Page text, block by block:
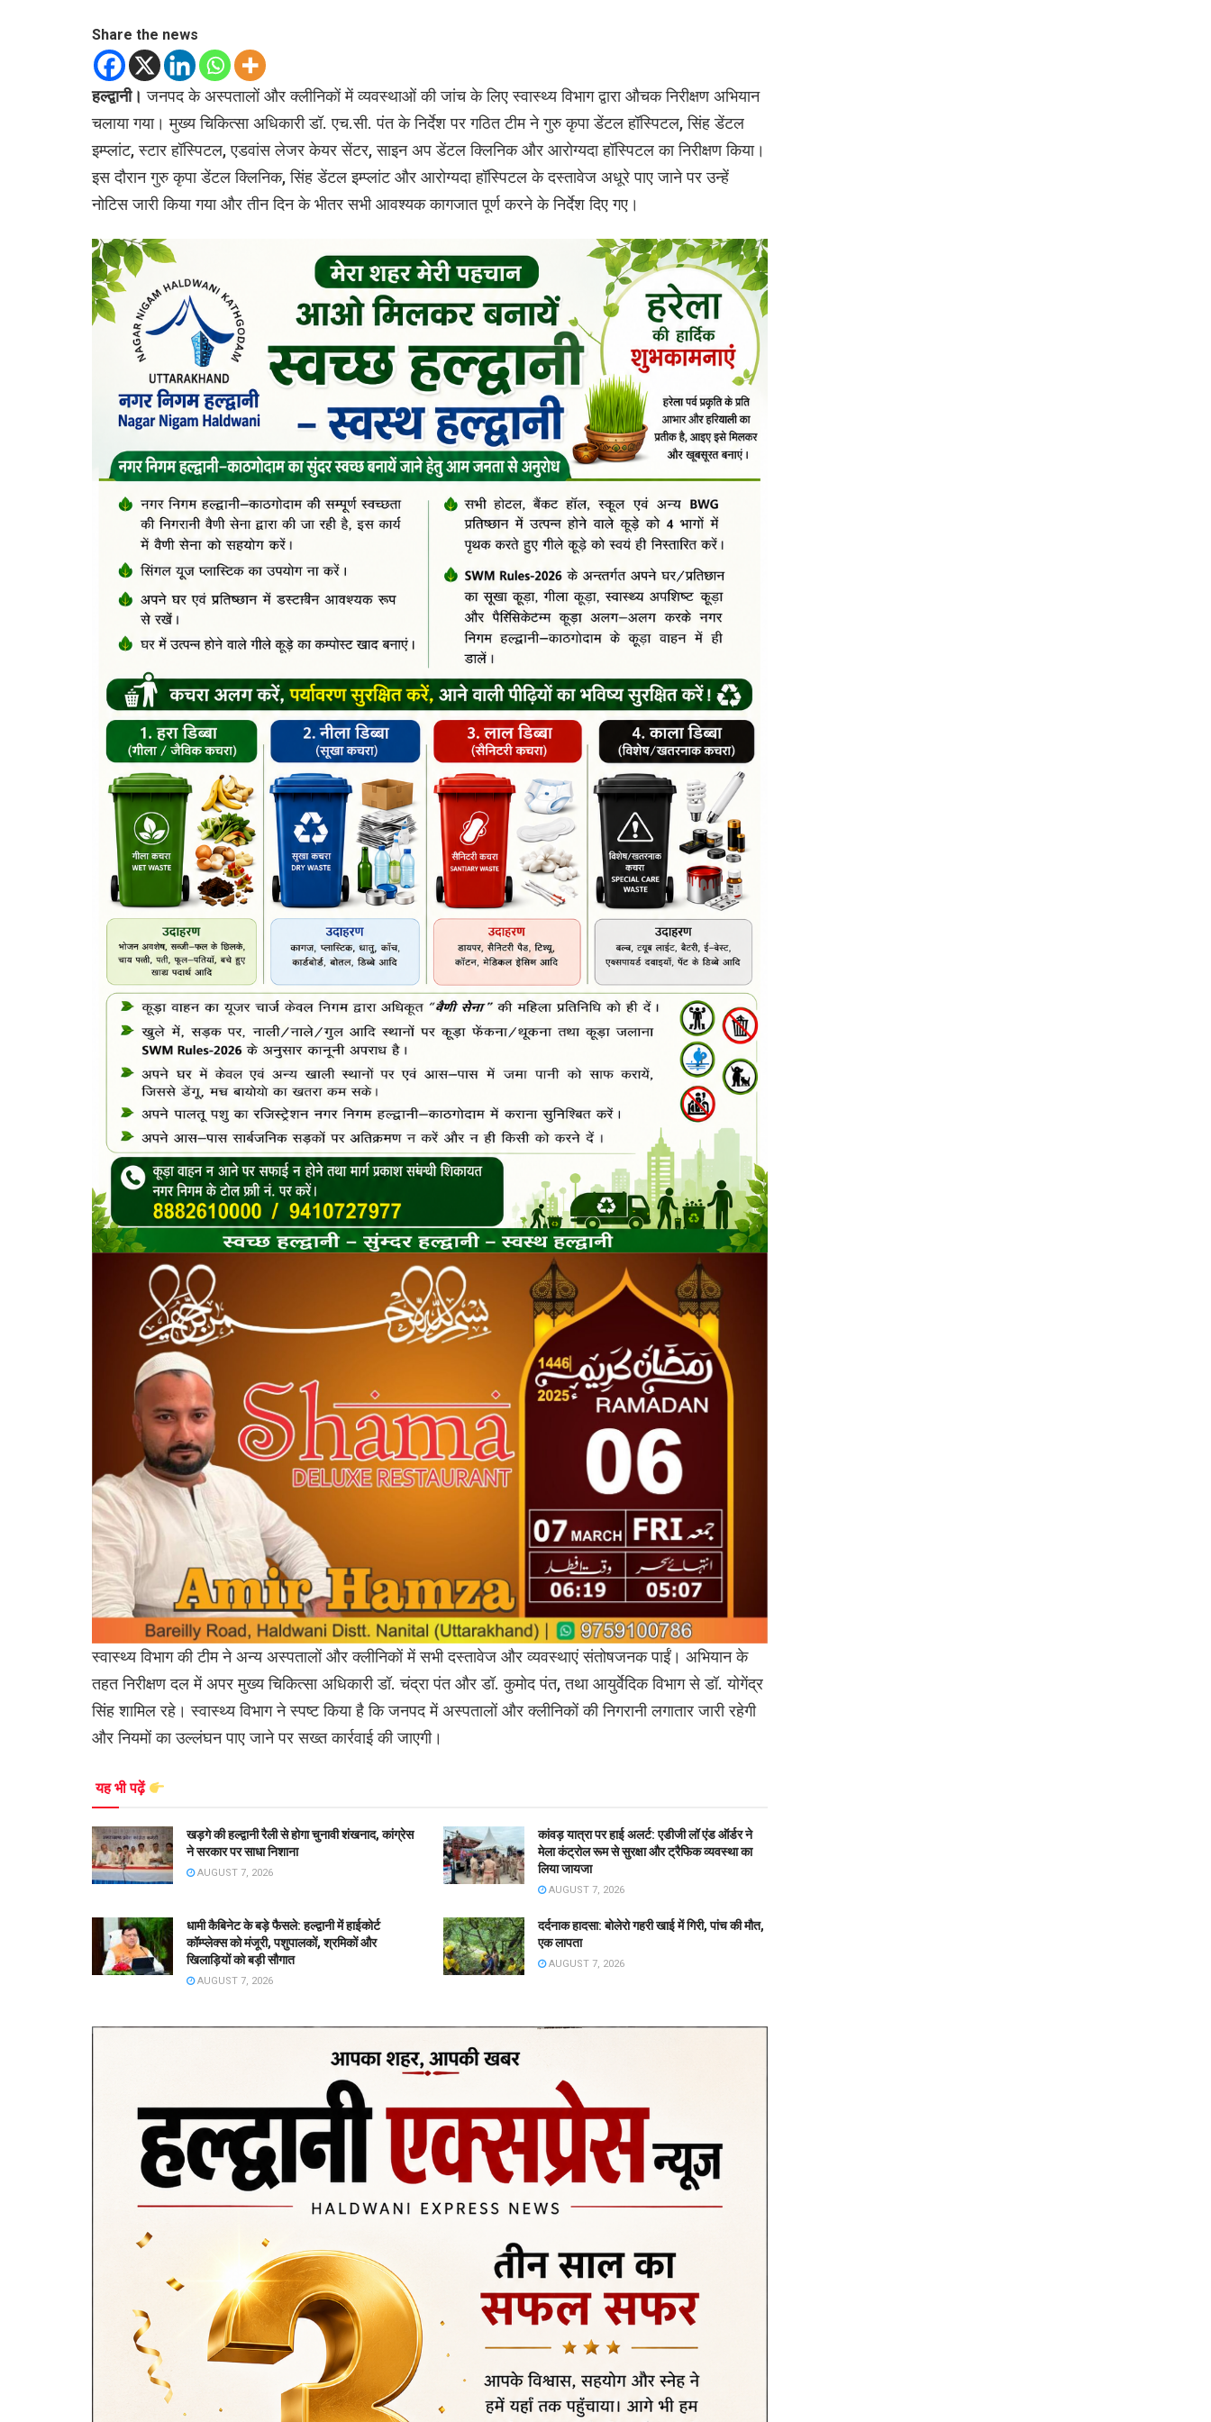
Share the news
हल्द्वानी। जनपद के अस्पतालों और क्लीनिकों में व्यवस्थाओं की जांच के लिए स्वास्थ्य विभाग द्वारा औचक निरीक्षण अभियान
चलाया गया। मुख्य चिकित्सा अधिकारी डॉ. एच.सी. पंत के निर्देश पर गठित टीम ने गुरु कृपा डेंटल हॉस्पिटल, सिंह डेंटल
इम्प्लांट, स्टार हॉस्पिटल, एडवांस लेजर केयर सेंटर, साइन अप डेंटल क्लिनिक और आरोग्यदा हॉस्पिटल का निरीक्षण किया।
इस दौरान गुरु कृपा डेंटल क्लिनिक, सिंह डेंटल इम्प्लांट और आरोग्यदा हॉस्पिटल के दस्तावेज अधूरे पाए जाने पर उन्हें
नोटिस जारी किया गया और तीन दिन के भीतर सभी आवश्यक कागजात पूर्ण करने के निर्देश दिए गए।
स्वास्थ्य विभाग की टीम ने अन्य अस्पतालों और क्लीनिकों में सभी दस्तावेज और व्यवस्थाएं संतोषजनक पाईं। अभियान के
तहत निरीक्षण दल में अपर मुख्य चिकित्सा अधिकारी डॉ. चंद्रा पंत और डॉ. कुमोद पंत, तथा आयुर्वेदिक विभाग से डॉ. योगेंद्र
सिंह शामिल रहे। स्वास्थ्य विभाग ने स्पष्ट किया है कि जनपद में अस्पतालों और क्लीनिकों की निगरानी लगातार जारी रहेगी
और नियमों का उल्लंघन पाए जाने पर सख्त कार्रवाई की जाएगी।
यह भी पढ़ें
खड़गे की हल्द्वानी रैली से होगा चुनावी शंखनाद, कांग्रेस
ने सरकार पर साधा निशाना
AUGUST 7, 2026
कांवड़ यात्रा पर हाई अलर्ट: एडीजी लॉ एंड ऑर्डर ने
मेला कंट्रोल रूम से सुरक्षा और ट्रैफिक व्यवस्था का
लिया जायजा
AUGUST 7, 2026
धामी कैबिनेट के बड़े फैसले: हल्द्वानी में हाईकोर्ट
कॉम्प्लेक्स को मंजूरी, पशुपालकों, श्रमिकों और
खिलाड़ियों को बड़ी सौगात
AUGUST 7, 2026
दर्दनाक हादसा: बोलेरो गहरी खाई में गिरी, पांच की मौत,
एक लापता
AUGUST 7, 2026